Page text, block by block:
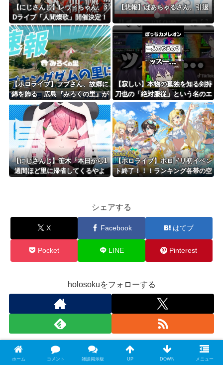
【にじさんじ】レヴィちゃん、3
Dライブ「人間燦歌」開催決定！
ゲスト8名も発表『歌うまバイキ
ングなゲストや』【8/18(火)21:0
0】
【悲報】ばあちゃるさん、引退
【ホロライブ】フブさん、故郷に
錦を飾る 広島『みろくの里』が
コラボで『フブキングダムの里』
に
【寂しい】本物の孤独を知る剣持
刀也の「絶対服従」という名のエ
ンターテインメント
【にじさんじ】笹木「本日から1
週間ほど里に帰省してくるやよ
【ホロライブ】ホロドリ初イベン
ト終了！！！ランキング各帯の空
シェアする
X Facebook はてブ
Pocket LINE Pinterest
holosokuをフォローする
Amazon Ranking
ホーム コメント 雑談掲示板 UP DOWN メニュー